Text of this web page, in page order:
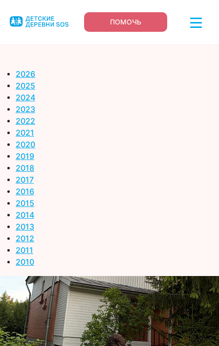
ПОМОЧЬ
2026
2025
2024
2023
2022
2021
2020
2019
2018
2017
2016
2015
2014
2013
2012
2011
2010